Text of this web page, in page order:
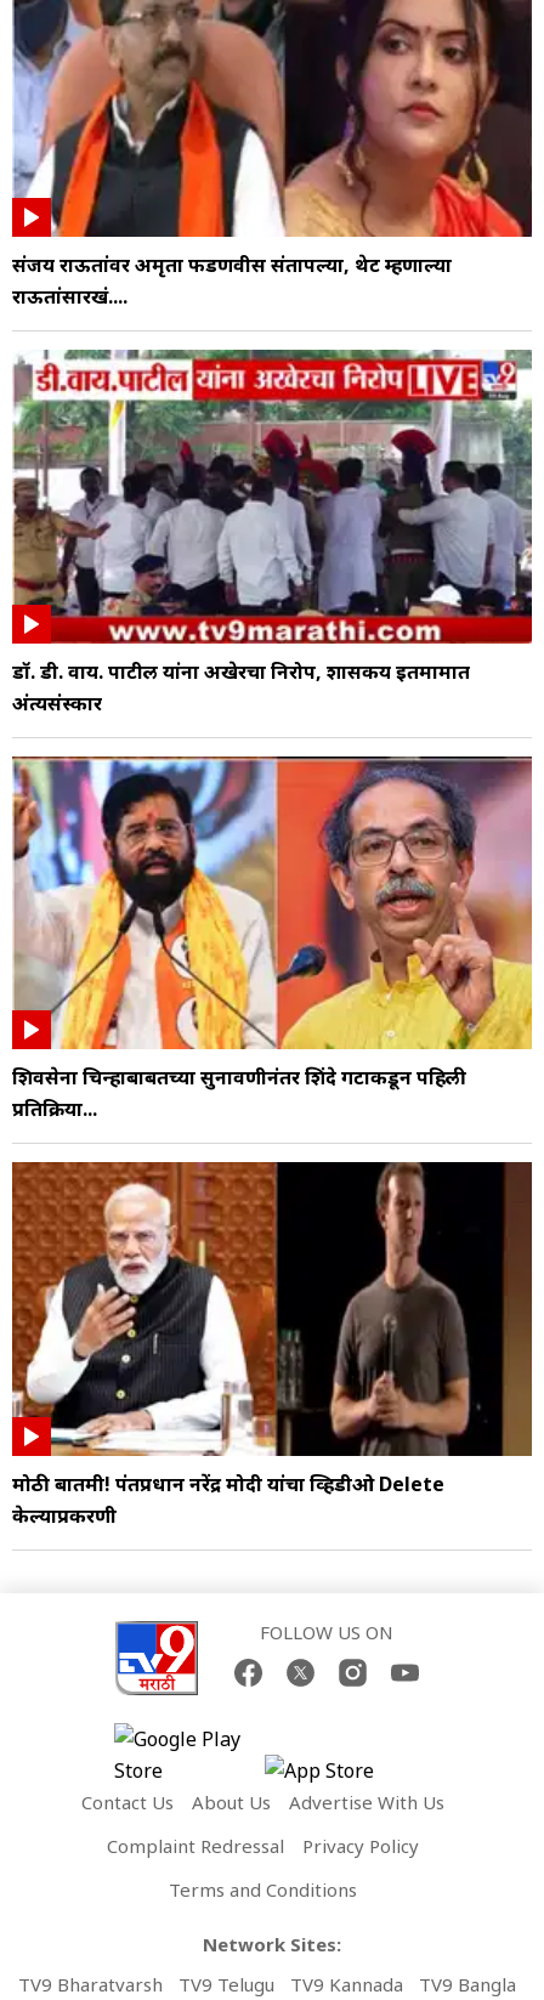
संजय राऊतांवर अमृता फडणवीस संतापल्या, थेट म्हणाल्या
राऊतांसारखं....
डॉ. डी. वाय. पाटील यांना अखेरचा निरोप, शासकीय इतमामात
अंत्यसंस्कार
शिवसेना चिन्हाबाबतच्या सुनावणीनंतर शिंदे गटाकडून पहिली
प्रतिक्रिया...
मोठी बातमी! पंतप्रधान नरेंद्र मोदी यांचा व्हिडीओ Delete
केल्याप्रकरणी
FOLLOW US ON
Contact Us About Us
Advertise With Us
Complaint Redressal
Privacy Policy
Terms and Conditions
Network Sites:
TV9 Bharatvarsh
TV9 Telugu TV9 Kannada TV9 Bangla